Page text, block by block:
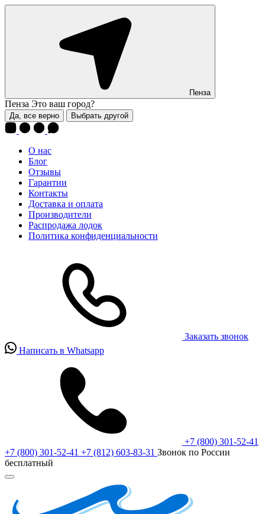
Пенза
Пенза Это ваш город?
Да, все верно Выбрать другой
О нас
Блог
Отзывы
Гарантии
Контакты
Доставка и оплата
Производители
Распродажа лодок
Политика конфиденциальности
Заказать звонок
Написать в Whatsapp
+7 (800) 301-52-41
+7 (800) 301-52-41 +7 (812) 603-83-31 Звонок по России
бесплатный